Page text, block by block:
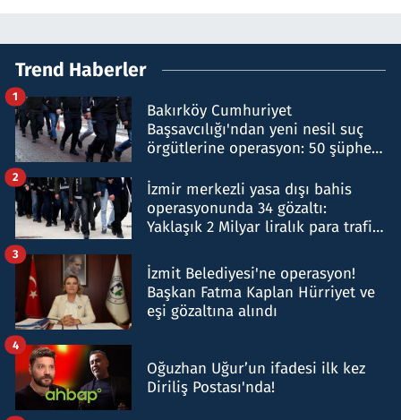
Trend Haberler
Bakırköy Cumhuriyet
Başsavcılığı'ndan yeni nesil suç
örgütlerine operasyon: 50 şüpheli
1
İzmir merkezli yasa dışı bahis
operasyonunda 34 gözaltı:
Yaklaşık 2 Milyar liralık para trafiği
2
İzmit Belediyesi'ne operasyon!
Başkan Fatma Kaplan Hürriyet ve
eşi gözaltına alındı
3
Oğuzhan Uğur’un ifadesi ilk kez
Diriliş Postası'nda!
4